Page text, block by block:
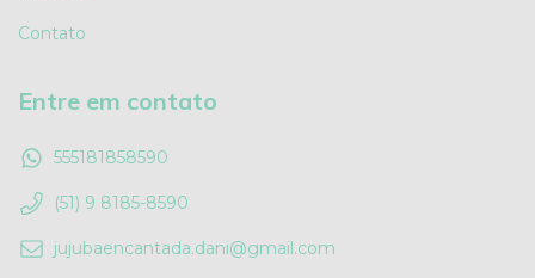
Contato
Entre em contato
555181858590
(51) 9 8185-8590
jujubaencantada.dani@gmail.com